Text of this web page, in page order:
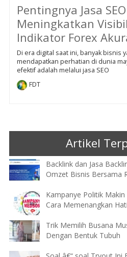
Pentingnya Jasa
Meningkatkan
Indikator Forex
Di era digital saat ini, banyak bisnis
mendapatkan perhatian di dunia
efektif adalah melalui jasa SEO
FDT
Artikel
Backlink dan Jasa
Omzet Bisnis Bersama
Kampanye Politik
Cara Memenangkan
Trik Memilih Busana
Dengan Bentuk Tubuh